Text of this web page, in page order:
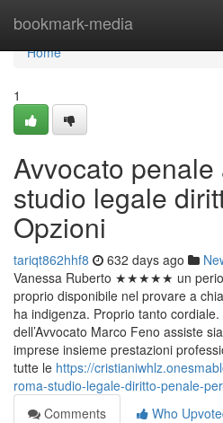
bookmark-media
Home
Home
1
Avvocato penale
studio legale
Opzioni
tariqt862hhf8 632 days ago
Vanessa Ruberto ★★★★★ un
proprio disponibile nel provare a
ha indigenza. Proprio tanto
dell’Avvocato Marco Feno assiste
imprese insieme prestazioni
tutte le https://
roma-studio-legale-diritto-penale-
Comments
Who